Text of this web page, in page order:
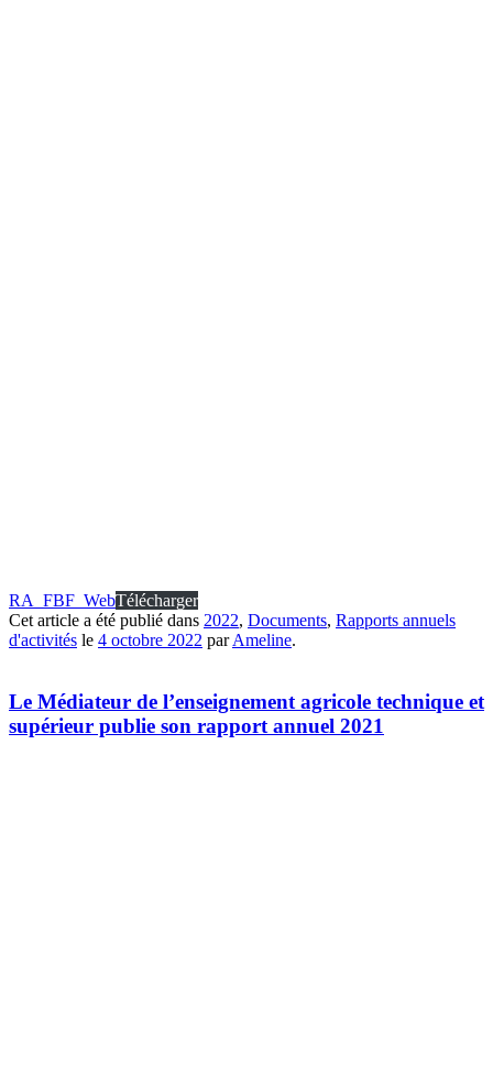
RA_FBF_WebTélécharger
Cet article a été publié dans 2022, Documents, Rapports annuels
d'activités le 4 octobre 2022 parAmeline.
Le Médiateur de l’enseignement agricole technique et
supérieur publie son rapport annuel 2021